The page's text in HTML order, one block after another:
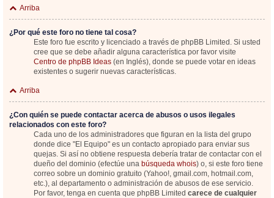
Arriba
¿Por qué este foro no tiene tal cosa?
Este foro fue escrito y licenciado a través de phpBB Limited. Si usted
cree que se debe añadir alguna característica por favor visite
Centro de phpBB Ideas (en Inglés), donde se puede votar en ideas
existentes o sugerir nuevas características.
Arriba
¿Con quién se puede contactar acerca de abusos o usos ilegales
relacionados con este foro?
Cada uno de los administradores que figuran en la lista del grupo
donde dice "El Equipo" es un contacto apropiado para enviar sus
quejas. Si así no obtiene respuesta debería tratar de contactar con el
dueño del dominio (efectúe una búsqueda whois) o, si este foro tiene
correo sobre un dominio gratuito (Yahoo!, gmail.com, hotmail.com,
etc.), al departamento o administración de abusos de ese servicio.
Por favor, tenga en cuenta que phpBB Limited carece de cualquier